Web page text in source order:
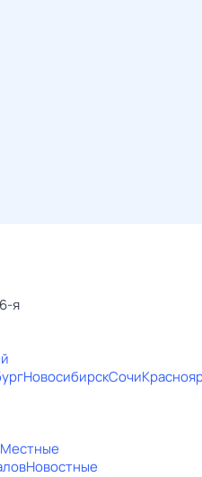
я
НовосибирскСочи
Местные
Новостные